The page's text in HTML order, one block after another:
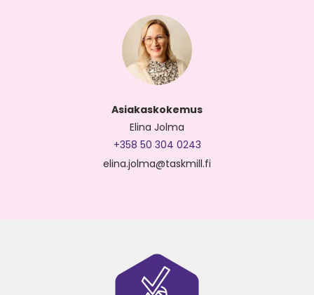
Asiakaskokemus
Elina Jolma
+358 50 304 0243
elina.jolma@taskmill.fi